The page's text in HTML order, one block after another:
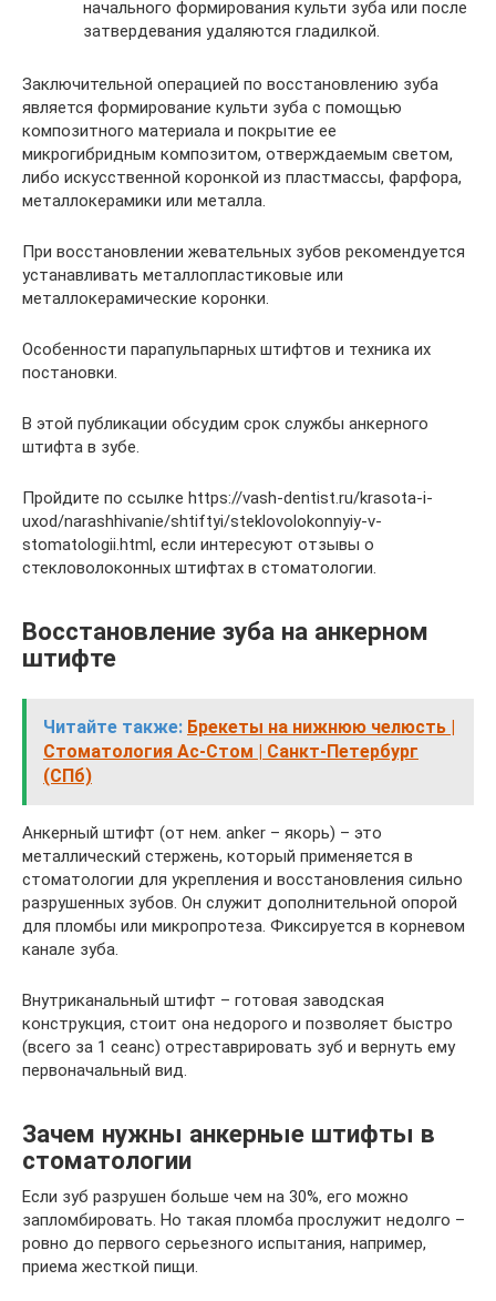
начального формирования культи зуба или после
затвердевания удаляются гладилкой.
Заключительной операцией по восстановлению зуба
является формирование культи зуба с помощью
композитного материала и покрытие ее
микрогибридным композитом, отверждаемым светом,
либо искусственной коронкой из пластмассы, фарфора,
металлокерамики или металла.
При восстановлении жевательных зубов рекомендуется
устанавливать металлопластиковые или
металлокерамические коронки.
Особенности парапульпарных штифтов и техника их
постановки.
В этой публикации обсудим срок службы анкерного
штифта в зубе.
Пройдите по ссылке https://vash-dentist.ru/krasota-i-
uxod/narashhivanie/shtiftyi/steklovolokonnyiy-v-
stomatologii.html, если интересуют отзывы о
стекловолоконных штифтах в стоматологии.
Восстановление зуба на анкерном
штифте
Читайте также: Брекеты на нижнюю челюсть |
Стоматология Ас-Стом | Санкт-Петербург
(СПб)
Анкерный штифт (от нем. anker – якорь) – это
металлический стержень, который применяется в
стоматологии для укрепления и восстановления сильно
разрушенных зубов. Он служит дополнительной опорой
для пломбы или микропротеза. Фиксируется в корневом
канале зуба.
Внутриканальный штифт – готовая заводская
конструкция, стоит она недорого и позволяет быстро
(всего за 1 сеанс) отреставрировать зуб и вернуть ему
первоначальный вид.
Зачем нужны анкерные штифты в
стоматологии
Если зуб разрушен больше чем на 30%, его можно
запломбировать. Но такая пломба прослужит недолго –
ровно до первого серьезного испытания, например,
приема жесткой пищи.